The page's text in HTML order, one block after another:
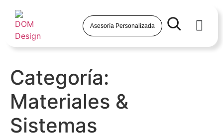
Asesoría Personalizada
Categoría:
Materiales &
Sistemas